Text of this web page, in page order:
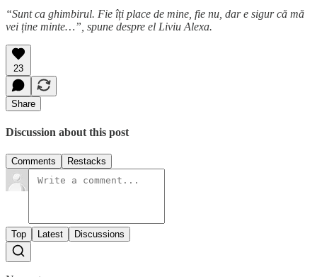
“Sunt ca ghimbirul. Fie îți place de mine, fie nu, dar e sigur că mă
vei ține minte…”, spune despre el Liviu Alexa.
23
Share
Discussion about this post
Comments Restacks
Top Latest Discussions